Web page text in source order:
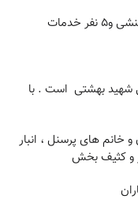
شهید بهشتی است . با
آقایان و خانم های پرسنل ، انبار
و کثیف بخش